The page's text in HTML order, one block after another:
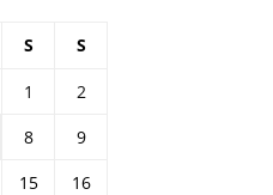
S S
1
2
8
9
15
16